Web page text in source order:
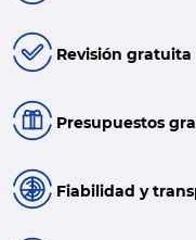
Revisión
Presupuestos
Fiabilidad y